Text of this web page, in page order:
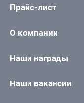
Прайс-лист
О компании
Наши награды
Наши вакансии